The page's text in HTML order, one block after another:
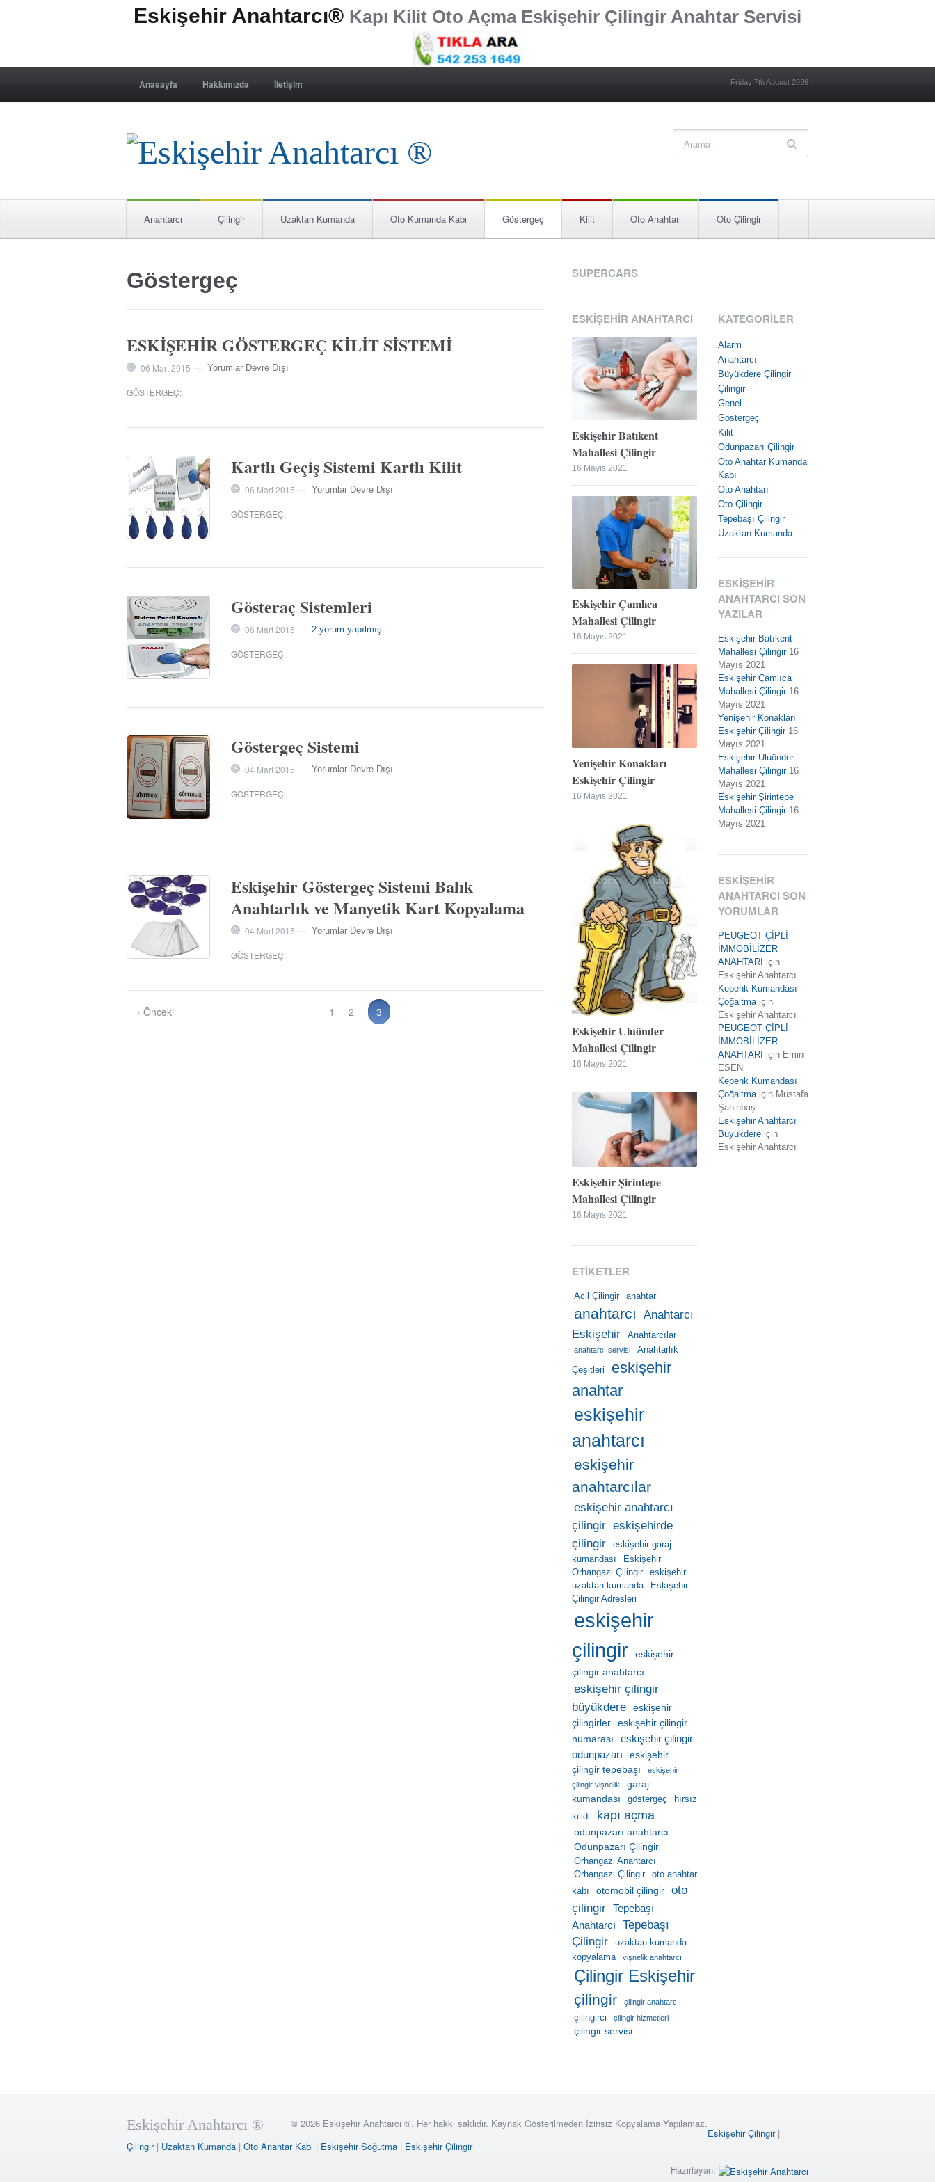
Eskişehir Anahtarcı® Kapı Kilit Oto Açma Eskişehir Çilingir Anahtar Servisi
Anasayfa Hakkımızda İletişim Friday 7th August 2026
Anahtarcı Çilingir Uzaktan Kumanda Oto Kumanda Kabı Göstergeç Kilit Oto Anahtarı Oto Çilingir
Göstergeç
ESKİŞEHİR GÖSTERGEÇ KİLİT SİSTEMİ
06 Mart 2015 Yorumlar Devre Dışı
GÖSTERGEÇ:
Kartlı Geçiş Sistemi Kartlı Kilit
06 Mart 2015 Yorumlar Devre Dışı
GÖSTERGEÇ:
Gösteraç Sistemleri
06 Mart 2015 2 yorum yapılmış
GÖSTERGEÇ:
Göstergeç Sistemi
04 Mart 2015 Yorumlar Devre Dışı
GÖSTERGEÇ:
Eskişehir Göstergeç Sistemi Balık
Anahtarlık ve Manyetik Kart Kopyalama
04 Mart 2015 Yorumlar Devre Dışı
GÖSTERGEÇ:
‹ Önceki 1 2 3
SUPERCARS
ESKIŞEHIR ANAHTARCI
Eskişehir Batıkent
Mahallesi Çilingir
16 Mayıs 2021
Eskişehir Çamlıca
Mahallesi Çilingir
16 Mayıs 2021
Yenişehir Konakları
Eskişehir Çilingir
16 Mayıs 2021
Eskişehir Uluönder
Mahallesi Çilingir
16 Mayıs 2021
Eskişehir Şirintepe
Mahallesi Çilingir
16 Mayıs 2021
ETIKETLER
Acil Çilingir anahtar
anahtarcı Anahtarcı
Eskişehir
Anahtarcılar
anahtarcı servisi Anahtarlık
Çeşitleri
eskişehir
anahtar
eskişehir
anahtarcı
eskişehir
anahtarcılar
eskişehir anahtarcı
çilingir eskişehirde
çilingir
eskişehir garaj
kumandası
Eskişehir
Orhangazi Çilingir
eskişehir
uzaktan kumanda
Eskişehir
Çilingir Adresleri
eskişehir
çilingir
eskişehir
çilingir anahtarcı
eskişehir çilingir
büyükdere
eskişehir
çilingirler
eskişehir çilingir
numarası
eskişehir çilingir
odunpazarı
eskişehir
çilingir tepebaşı
eskişehir
çilingir vişnelik
garaj
kumandası
göstergeç
hırsız
kilidi
kapı açma
odunpazarı anahtarcı
Odunpazarı Çilingir
Orhangazi Anahtarcı
Orhangazi Çilingir
oto anahtar
kabı
otomobil çilingir
oto
çilingir Tepebaşı
Anahtarcı
Tepebaşı
Çilingir
uzaktan kumanda
kopyalama
vişnelik anahtarcı
Çilingir Eskişehir
çilingir çilingir anahtarcı
çilingirci çilingir hizmetleri
çilingir servisi
KATEGORILER
Alarm
Anahtarcı
Büyükdere Çilingir
Çilingir
Genel
Göstergeç
Kilit
Odunpazarı Çilingir
Oto Anahtar Kumanda
Kabı
Oto Anahtarı
Oto Çilingir
Tepebaşı Çilingir
Uzaktan Kumanda
ESKIŞEHIR
ANAHTARCI SON
YAZILAR
Eskişehir Batıkent
Mahallesi Çilingir 16
Mayıs 2021
Eskişehir Çamlıca
Mahallesi Çilingir 16
Mayıs 2021
Yenişehir Konakları
Eskişehir Çilingir 16
Mayıs 2021
Eskişehir Uluönder
Mahallesi Çilingir 16
Mayıs 2021
Eskişehir Şirintepe
Mahallesi Çilingir 16
Mayıs 2021
ESKIŞEHIR
ANAHTARCI SON
YORUMLAR
PEUGEOT ÇİPLİ
İMMOBİLİZER
ANAHTARI için
Eskişehir Anahtarcı
Kepenk Kumandası
Çoğaltmaiçin
Eskişehir Anahtarcı
PEUGEOT ÇİPLİ
İMMOBİLİZER
ANAHTARI için Emin
ESEN
Kepenk Kumandası
Çoğaltmaiçin Mustafa
Şahinbaş
Eskişehir Anahtarcı
Büyükdere için
Eskişehir Anahtarcı
Eskişehir Anahtarcı ® © 2026 Eskişehir Anahtarcı ®. Her hakkı saklıdır. Kaynak Gösterilmeden İzinsiz Kopyalama Yapılamaz.
Eskişehir Çilingir|
Çilingir| Uzaktan Kumanda | Oto Anahtar Kabı | Eskişehir Soğutma | Eskişehir Çilingir
Hazırlayan: